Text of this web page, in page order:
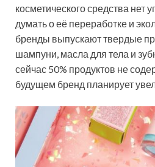
косметического средства нет
думать о её переработке и
бренды выпускают твердые
шампуни, масла для тела и
сейчас 50% продуктов не
будущем бренд планирует